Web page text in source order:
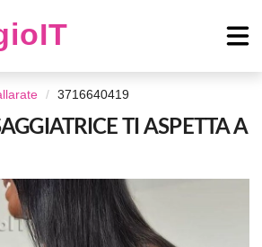
3716640419
TI ASPETTA A